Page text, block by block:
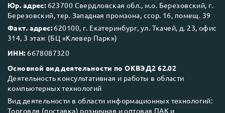
Next Business Day (NBD)
Юр. адрес: 623700 Свердловская обл., м.о. Березовский, г.
Березовский, тер. Западная промзона, ссор. 16, помещ. 39
Факт. адрес: 620100, г. Екатеринбург, ул. Ткачей, д. 23, офис
314, 3 этаж (БЦ «Клевер Парк»)
ИНН: 6678087320
Основной вид деятельности по ОКВЭД2 62.02
Деятельность консультативная и работы в области
компьютерных технологий
Вид деятельности в области информационных технологий:
Торговля (поставка) розничная и оптовая ПАК и